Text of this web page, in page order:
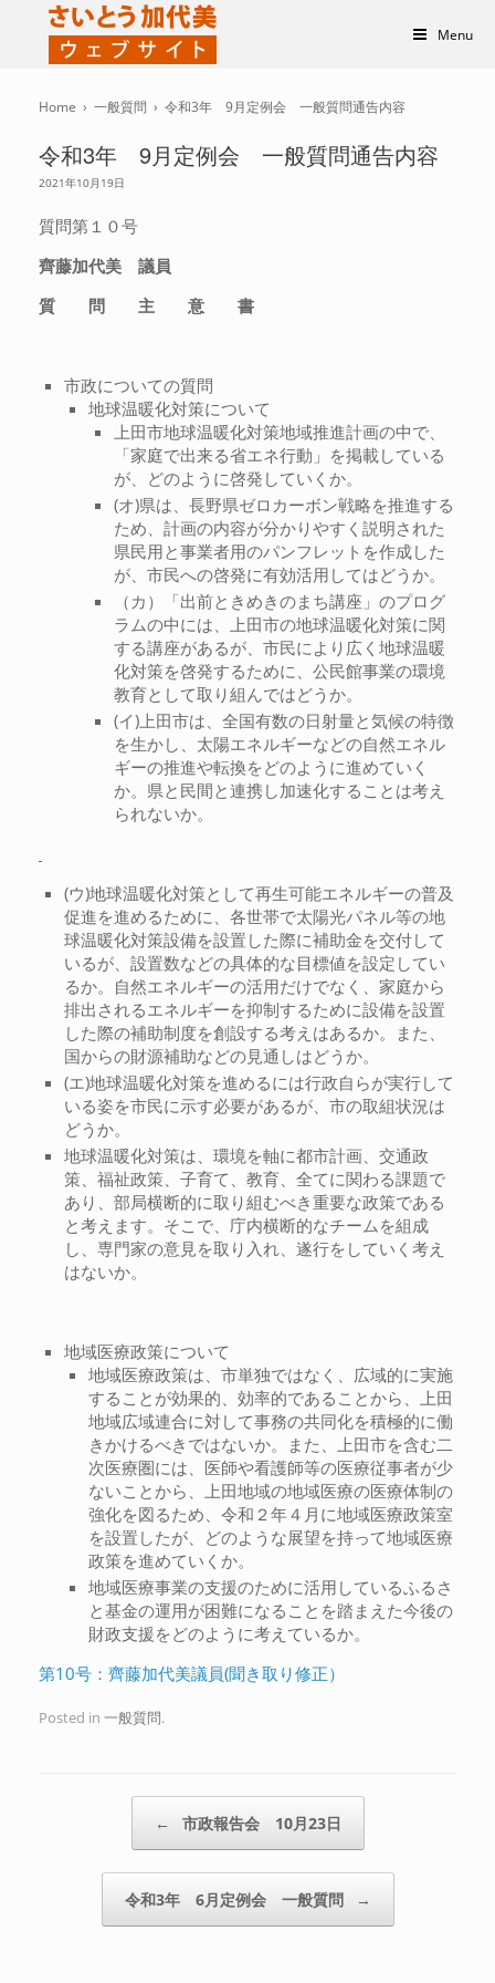
Menu
Home › 一般質問 › 令和3年 9月定例会 一般質問通告内容
令和3年 9月定例会 一般質問通告内容
2021年10月19日
質問第１０号
齊藤加代美 議員
質 問 主 意 書
市政についての質問
地球温暖化対策について
上田市地球温暖化対策地域推進計画の中で、
「家庭で出来る省エネ行動」を掲載している
が、どのように啓発していくか。
(オ)県は、長野県ゼロカーボン戦略を推進する
ため、計画の内容が分かりやすく説明された
県民用と事業者用のパンフレットを作成した
が、市民への啓発に有効活用してはどうか。
（カ）「出前ときめきのまち講座」のプログ
ラムの中には、上田市の地球温暖化対策に関
する講座があるが、市民により広く地球温暖
化対策を啓発するために、公民館事業の環境
教育として取り組んではどうか。
(イ)上田市は、全国有数の日射量と気候の特徴
を生かし、太陽エネルギーなどの自然エネル
ギーの推進や転換をどのように進めていく
か。県と民間と連携し加速化することは考え
られないか。
(ウ)地球温暖化対策として再生可能エネルギーの普及
促進を進めるために、各世帯で太陽光パネル等の地
球温暖化対策設備を設置した際に補助金を交付して
いるが、設置数などの具体的な目標値を設定してい
るか。自然エネルギーの活用だけでなく、家庭から
排出されるエネルギーを抑制するために設備を設置
した際の補助制度を創設する考えはあるか。また、
国からの財源補助などの見通しはどうか。
(エ)地球温暖化対策を進めるには行政自らが実行して
いる姿を市民に示す必要があるが、市の取組状況は
どうか。
地球温暖化対策は、環境を軸に都市計画、交通政
策、福祉政策、子育て、教育、全てに関わる課題で
あり、部局横断的に取り組むべき重要な政策である
と考えます。そこで、庁内横断的なチームを組成
し、専門家の意見を取り入れ、遂行をしていく考え
はないか。
地域医療政策について
地域医療政策は、市単独ではなく、広域的に実施
することが効果的、効率的であることから、上田
地域広域連合に対して事務の共同化を積極的に働
きかけるべきではないか。また、上田市を含む二
次医療圏には、医師や看護師等の医療従事者が少
ないことから、上田地域の地域医療の医療体制の
強化を図るため、令和２年４月に地域医療政策室
を設置したが、どのような展望を持って地域医療
政策を進めていくか。
地域医療事業の支援のために活用しているふるさ
と基金の運用が困難になることを踏まえた今後の
財政支援をどのように考えているか。
第10号：齊藤加代美議員(聞き取り修正）
Posted in 一般質問.
← 市政報告会 10月23日
令和3年 6月定例会 一般質問 →